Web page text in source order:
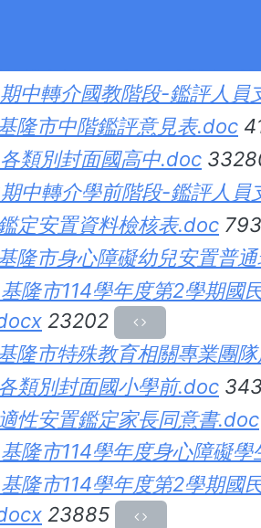
中轉介國教階段-鑑評人員
隆市中階鑑評意見表.doc
類別封面國高中.doc
中轉介學前階段-鑑評人員
定安置資料檢核表.doc
隆市身心障礙幼兒安置普
隆市114學年度第2學期國
23202
隆市特殊教育相關專業團
類別封面國小學前.doc
性安置鑑定家長同意書.doc
隆市114學年度身心障礙
隆市114學年度第2學期國
23885